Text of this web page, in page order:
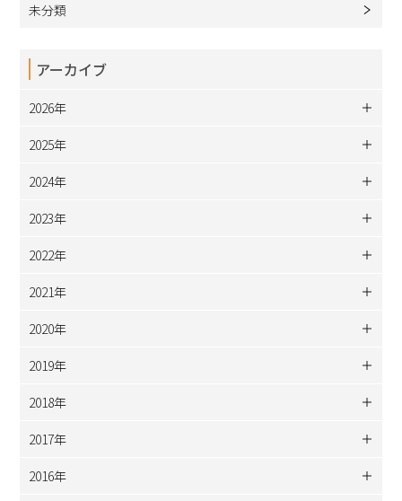
未分類
アーカイブ
2026年
2025年
2024年
2023年
2022年
2021年
2020年
2019年
2018年
2017年
2016年